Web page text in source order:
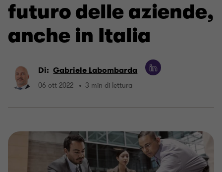
futuro delle aziende,
anche in Italia
Di: Gabriele Labombarda
06 ott 2022 3 min di lettura